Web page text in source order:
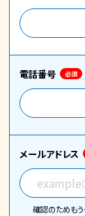
電話番号 必須
メールアドレス
確認のためもう